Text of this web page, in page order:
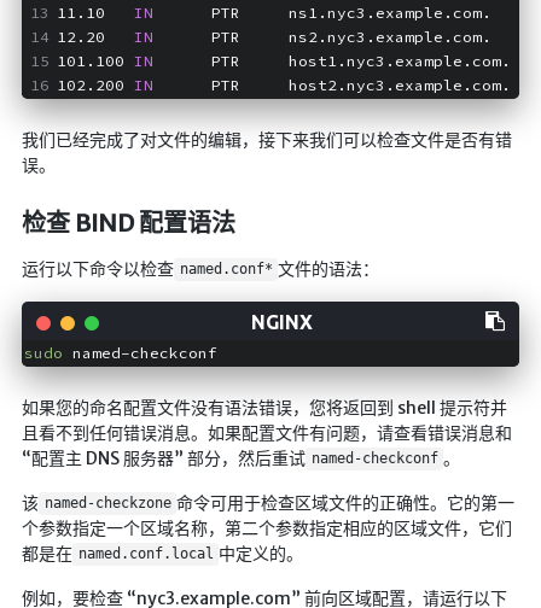
11.10 IN
PTR     ns1.nyc3.example.com.
12.20 IN
PTR     ns2.nyc3.example.com.
101.100 IN
PTR     host1.nyc3.example.com.
102.200 IN
PTR     host2.nyc3.example.com.
我们已经完成了对文件的编辑，接下来我们可以检查文件是否有错
误。
检查 BIND 配置语法
运行以下命令以检查 named.conf* 文件的语法：
sudo
如果您的命名配置文件没有语法错误，您将返回到 shell 提示符并
且看不到任何错误消息。如果配置文件有问题，请查看错误消息和
“配置主 DNS 服务器” 部分，然后重试 named-checkconf 。
该 named-checkzone 命令可用于检查区域文件的正确性。它的第一
个参数指定一个区域名称，第二个参数指定相应的区域文件，它们
都是在 named.conf.local 中定义的。
例如，要检查 “nyc3.example.com” 前向区域配置，请运行以下